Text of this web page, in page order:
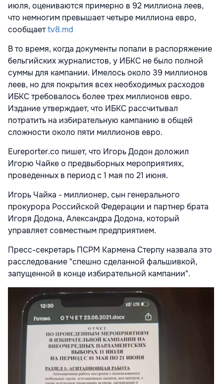
июля, оцениваются примерно в 92 миллиона леев,
что немногим превышает четыре миллиона евро,
сообщаетtv8.md
В то время, когда документы попали в распоряжение
бельгийских журналистов, у ИБКС не было полной
суммы для кампании. Имелось около 39 миллионов
леев, но для покрытия всех необходимых расходов
ИБКС требовалось более трех миллионов евро.
Издание утверждает, что ИБКС рассчитывал
потратить на избирательную кампанию в общей
сложности около пяти миллионов евро.
Eureporter.co пишет, что Игорь Додон доложил
Игорю Чайке о предвыборных мероприятиях,
проведенных в период с 1 мая по 21 июня.
Игорь Чайка - миллионер, сын генерального
прокурора Российской Федерации и партнер брата
Игоря Додона, Александра Додона, который
управляет совместным предприятием.
Пресс-секретарь ПСРМ Кармена Стерпу назвала это
расследование "спешно сделанной фальшивкой,
запущенной в конце избирательной кампании".